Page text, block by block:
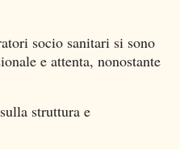
socio sanitari si sono
e attenta, nonostante
struttura e